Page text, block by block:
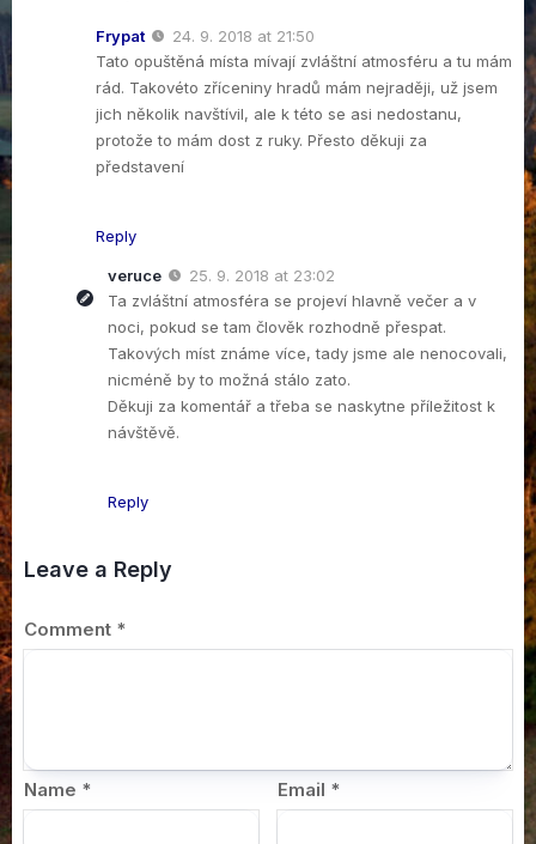
Frypat
24. 9. 2018 at 21:50
Tato opuštěná místa mívají zvláštní atmosféru a tu mám
rád. Takovéto zříceniny hradů mám nejraději, už jsem
jich několik navštívil, ale k této se asi nedostanu,
protože to mám dost z ruky. Přesto děkuji za
představení
Reply
veruce
25. 9. 2018 at 23:02
Ta zvláštní atmosféra se projeví hlavně večer a v
noci, pokud se tam člověk rozhodně přespat.
Takových míst známe více, tady jsme ale nenocovali,
nicméně by to možná stálo zato.
Děkuji za komentář a třeba se naskytne příležitost k
návštěvě.
Reply
Leave a Reply
Comment *
Name * Email *